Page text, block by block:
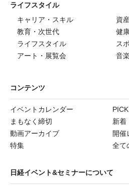
ライフスタイル
キャリア・スキル
資
教育・次世代
健
ライフスタイル
ス
アート・展覧会
音
コンテンツ
イベントカレンダー
まもなく締切
新着
動画アーカイブ
開催
特集
全て
日経イベント&セミナーについて